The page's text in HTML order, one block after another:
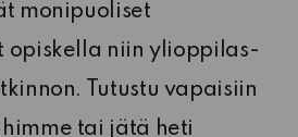
monipuoliset
opiskella niin ylioppilas-
Tutustu vapaisiin
tai jätä heti